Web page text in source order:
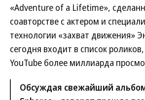
«Adventure of a Lifetime»,
соавторстве с актером и
технологии «захват движения»
сегодня входит в список
YouTube более миллиарда
Обсуждая свежайший